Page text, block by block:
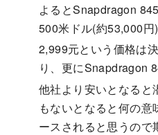
よるとSnapdragon
500米ドル(約53,000円
2,999元という価格は
り、更にSnapdragon
他社より安いとなると
もないとなると何の
ースされると思うので